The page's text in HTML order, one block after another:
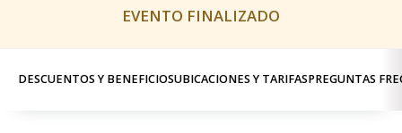
EVENTO FINALIZADO
DESCUENTOS Y BENEFICIOSUBICACIONES Y TARIFASPREGUNTAS